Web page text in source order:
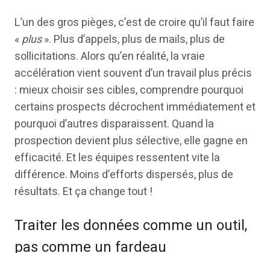
L’un des gros pièges, c’est de croire qu’il faut faire
«plus». Plus d’appels, plus de mails, plus de
sollicitations. Alors qu’en réalité, la vraie
accélération vient souvent d’un travail plus précis
: mieux choisir ses cibles, comprendre pourquoi
certains prospects décrochent immédiatement et
pourquoi d’autres disparaissent. Quand la
prospection devient plus sélective, elle gagne en
efficacité. Et les équipes ressentent vite la
différence. Moins d’efforts dispersés, plus de
résultats. Et ça change tout !
Traiter les données comme un outil,
pas comme un fardeau